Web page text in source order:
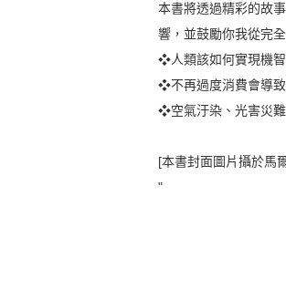
本書將透過精彩的故
響，並鼓勵你我從完
❖人類該如何實現機
❖不再過度消費會導
❖空氣汙染、光害災
[本書封面圖片攝於馬
"